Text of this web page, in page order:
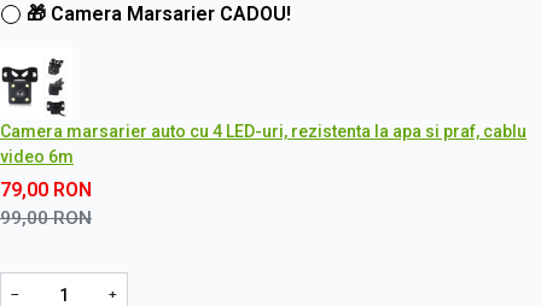
🎁 Camera Marsarier CADOU!
Camera marsarier auto cu 4 LED-uri, rezistenta la apa si praf, cablu
video 6m
79,00 RON
99,00RON
− +